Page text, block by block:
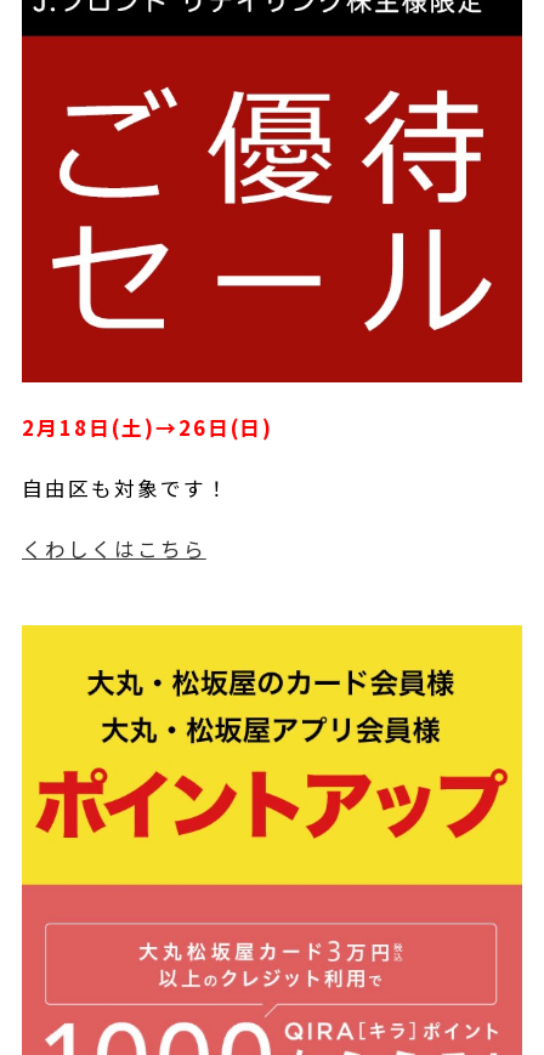
2月18日(土)→26日(日)
自由区も対象です！
くわしくはこちら